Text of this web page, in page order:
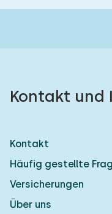
Kontakt und
Kontakt
Häufig gestellte
Versicherungen
Über uns